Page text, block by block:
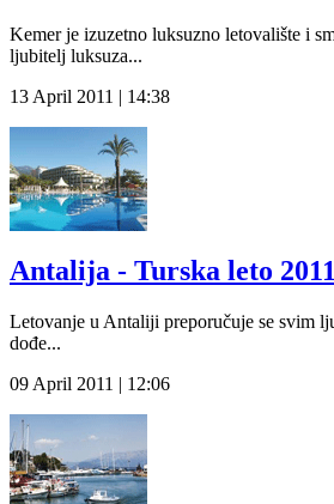
Kemer je izuzetno luksuzno letovalište i
ljubitelj luksuza...
13 April 2011 | 14:38
Antalija - Turska leto
Letovanje u Antaliji preporučuje se svim
dođe...
09 April 2011 | 12:06